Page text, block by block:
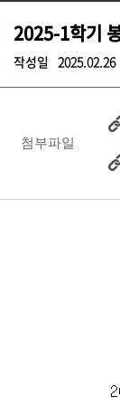
2025-1학기
작성일 2025.02.26
첨부파일